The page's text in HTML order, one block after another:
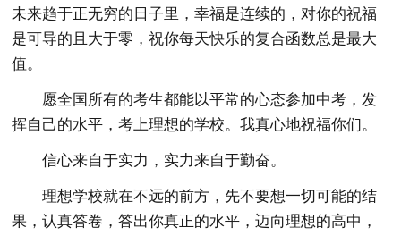
未来趋于正无穷的日子里，幸福是连续的，对你的祝福
是可导的且大于零，祝你每天快乐的复合函数总是最大
值。
愿全国所有的考生都能以平常的心态参加中考，发
挥自己的水平，考上理想的学校。我真心地祝福你们。
信心来自于实力，实力来自于勤奋。
理想学校就在不远的前方，先不要想一切可能的结
果，认真答卷，答出你真正的水平，迈向理想的高中，